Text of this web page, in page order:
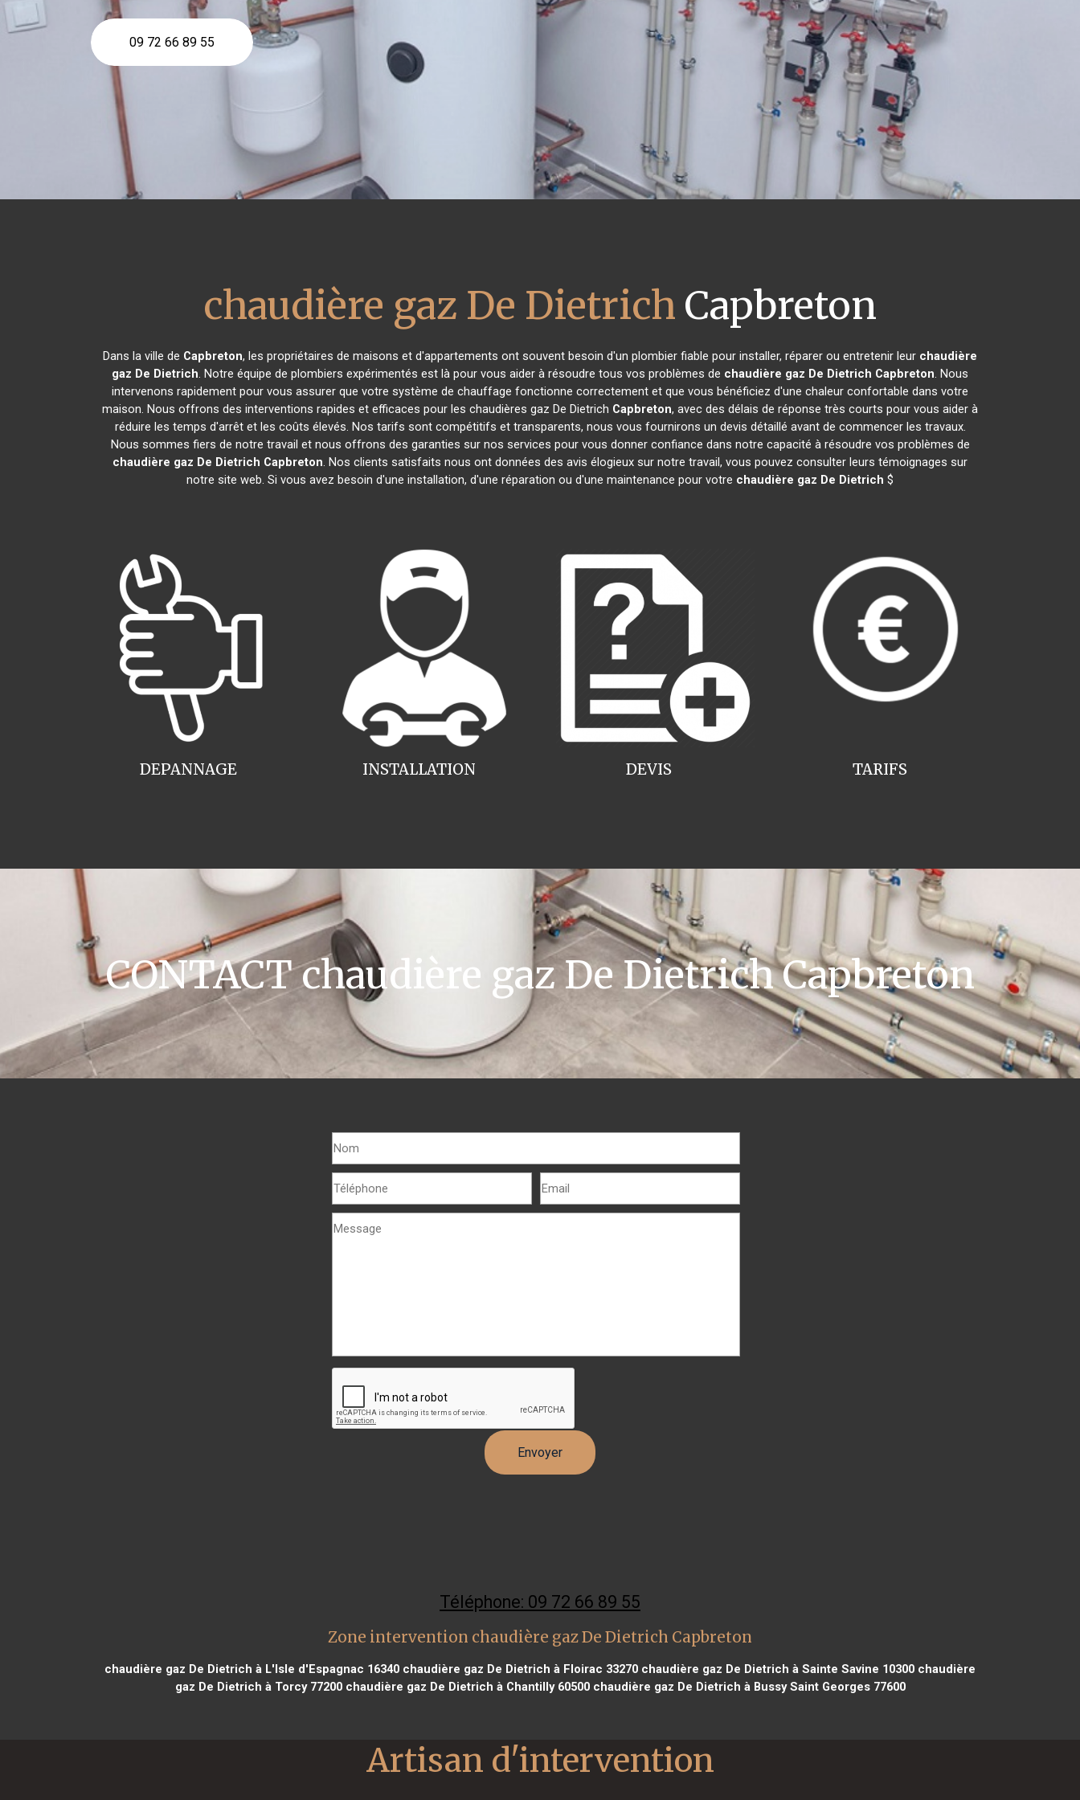
09 72 66 89 55
chaudière gaz De Dietrich Capbreton
Dans la ville de Capbreton, les propriétaires de maisons et d'appartements ont souvent besoin d'un plombier fiable pour installer, réparer ou entretenir leur chaudière
gaz De Dietrich. Notre équipe de plombiers expérimentés est là pour vous aider à résoudre tous vos problèmes de chaudière gaz De Dietrich Capbreton. Nous
intervenons rapidement pour vous assurer que votre système de chauffage fonctionne correctement et que vous bénéficiez d'une chaleur confortable dans votre
maison. Nous offrons des interventions rapides et efficaces pour les chaudières gaz De Dietrich Capbreton, avec des délais de réponse très courts pour vous aider à
réduire les temps d'arrêt et les coûts élevés. Nos tarifs sont compétitifs et transparents, nous vous fournirons un devis détaillé avant de commencer les travaux.
Nous sommes fiers de notre travail et nous offrons des garanties sur nos services pour vous donner confiance dans notre capacité à résoudre vos problèmes de
chaudière gaz De Dietrich Capbreton. Nos clients satisfaits nous ont données des avis élogieux sur notre travail, vous pouvez consulter leurs témoignages sur
notre site web. Si vous avez besoin d'une installation, d'une réparation ou d'une maintenance pour votre chaudière gaz De Dietrich $
INSTALLATION
DEPANNAGE TARIFS
DEVIS
CONTACT chaudière gaz De Dietrich Capbreton
Téléphone: 09 72 66 89 55
Zone intervention chaudière gaz De Dietrich Capbreton
chaudière gaz De Dietrich à L'Isle d'Espagnac 16340 chaudière gaz De Dietrich à Floirac 33270 chaudière gaz De Dietrich à Sainte Savine 10300 chaudière
gaz De Dietrich à Torcy 77200chaudière gaz De Dietrich à Chantilly 60500chaudière gaz De Dietrich à Bussy Saint Georges 77600
Artisan d'intervention